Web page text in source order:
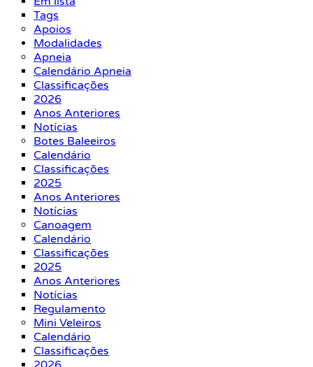
Tags
Apoios
Modalidades
Apneia
Calendário Apneia
Classificações
2026
Anos Anteriores
Notícias
Botes Baleeiros
Calendário
Classificações
2025
Anos Anteriores
Notícias
Canoagem
Calendário
Classificações
2025
Anos Anteriores
Notícias
Regulamento
Mini Veleiros
Calendário
Classificações